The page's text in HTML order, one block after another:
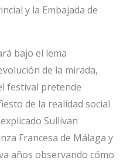
y la Embajada de
bajo el lema
de la mirada,
festival pretende
de la realidad social
Sullivan
Francesa de Málaga y
años observando cómo